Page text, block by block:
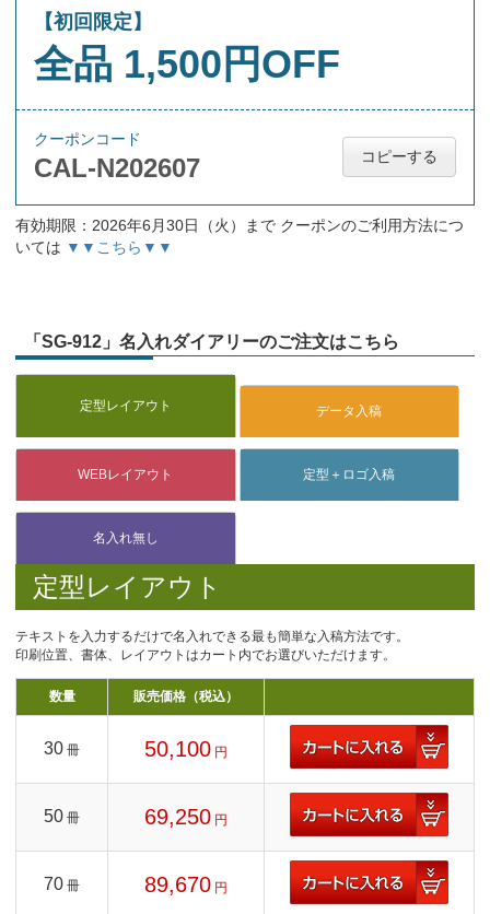
【初回限定】
全品 1,500円OFF
クーポンコード
CAL-N202607 コピーする
有効期限：2026年6月30日（火）まで クーポンのご利用方法につ
いては ▼▼こちら▼▼
「SG-912」名入れダイアリーのご注文はこちら
定型レイアウト
テキストを入力するだけで名入れできる最も簡単な入稿方法です。
印刷位置、書体、レイアウトはカート内でお選びいただけます。
数量 販売価格（税込）
30 冊 50,100 円
50 冊 69,250 円
70 冊 89,670 円